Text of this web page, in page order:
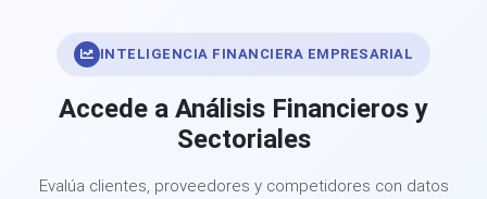
INTELIGENCIA FINANCIERA EMPRESARIAL
Accede a Análisis Financieros y
Sectoriales
Evalúa clientes, proveedores y competidores con datos